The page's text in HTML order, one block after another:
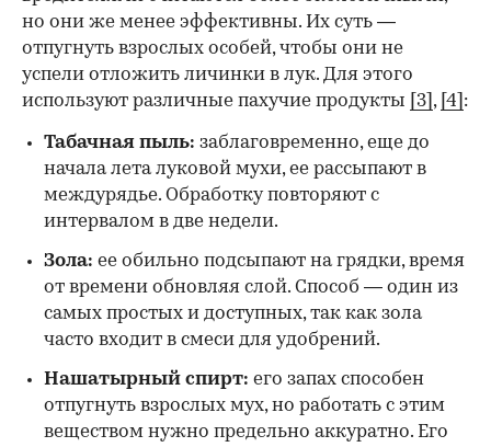
но они же менее эффективны. Их суть —
отпугнуть взрослых особей, чтобы они не
успели отложить личинки в лук. Для этого
используют различные пахучие продукты
[3] , [4] :
Табачная пыль: заблаговременно, еще до
начала лета луковой мухи, ее рассыпают в
междурядье. Обработку повторяют с
интервалом в две недели.
Зола: ее обильно подсыпают на грядки, время
от времени обновляя слой. Способ — один из
самых простых и доступных, так как зола
часто входит в смеси для удобрений.
Нашатырный спирт: его запах способен
отпугнуть взрослых мух, но работать с этим
веществом нужно предельно аккуратно. Его